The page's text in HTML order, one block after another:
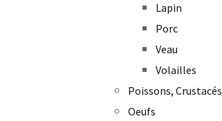
Lapin
Porc
Veau
Volailles
Poissons, Crustacés
Oeufs